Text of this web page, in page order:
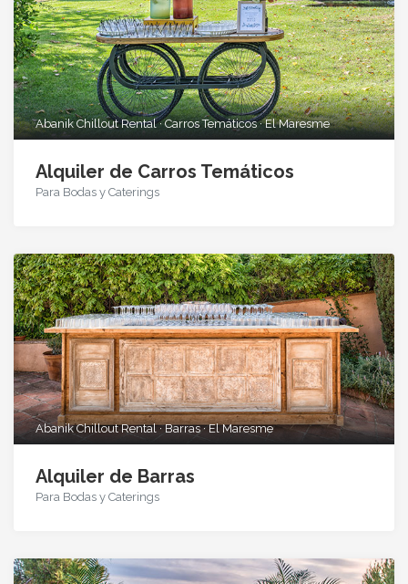
Abanik Chillout Rental · Carros Temáticos · El Maresme
Alquiler de Carros Temáticos
Para Bodas y Caterings
Abanik Chillout Rental · Barras · El Maresme
Alquiler de Barras
Para Bodas y Caterings